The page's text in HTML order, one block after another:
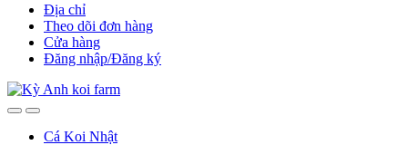
Địa chỉ
Theo dõi đơn hàng
Cửa hàng
Đăng nhập/Đăng ký
Cá Koi Nhật